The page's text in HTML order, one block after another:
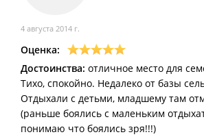
4 августа 2014 г.
Оценка:
Достоинства: отличное место для
Тихо, спокойно. Недалеко от базы
Отдыхали с детьми, младшему там
(раньше боялись с маленьким
понимаю что боялись зря!!!)